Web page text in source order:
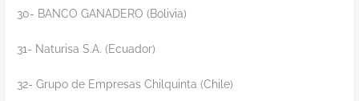
30- BANCO GANADERO (Bolivia)
31- Naturisa S.A. (Ecuador)
32- Grupo de Empresas Chilquinta (Chile)